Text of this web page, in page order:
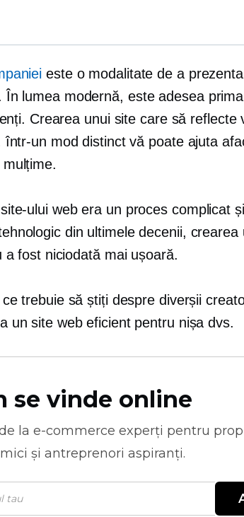
este o modalitate de a
În lumea modernă, este adesea
Crearea unui site care să reflecte
într-un mod distinct vă poate ajuta
ului web era un proces complicat
din ultimele decenii, crearea
a fost niciodată mai ușoară.
trebuie să știți despre diverșii
un site web eficient pentru nișa dvs.
se vinde online
la e-commerce experți pentru
și antreprenori aspiranți.